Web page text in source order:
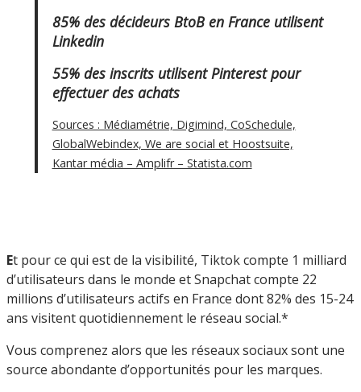
85% des décideurs BtoB en France utilisent
Linkedin
55% des inscrits utilisent Pinterest pour
effectuer des achats
Sources : Médiamétrie, Digimind, CoSchedule,
GlobalWebindex, We are social et Hoostsuite,
Kantar média – Amplifr – Statista.com
Et pour ce qui est de la visibilité, Tiktok compte 1 milliard
d’utilisateurs dans le monde et Snapchat compte 22
millions d’utilisateurs actifs en France dont 82% des 15-24
ans visitent quotidiennement le réseau social.*
Vous comprenez alors que les réseaux sociaux sont une
source abondante d’opportunités pour les marques.